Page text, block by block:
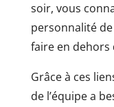
soir, vous
personnalité
faire en dehors
Grâce à ces
de l’équipe a